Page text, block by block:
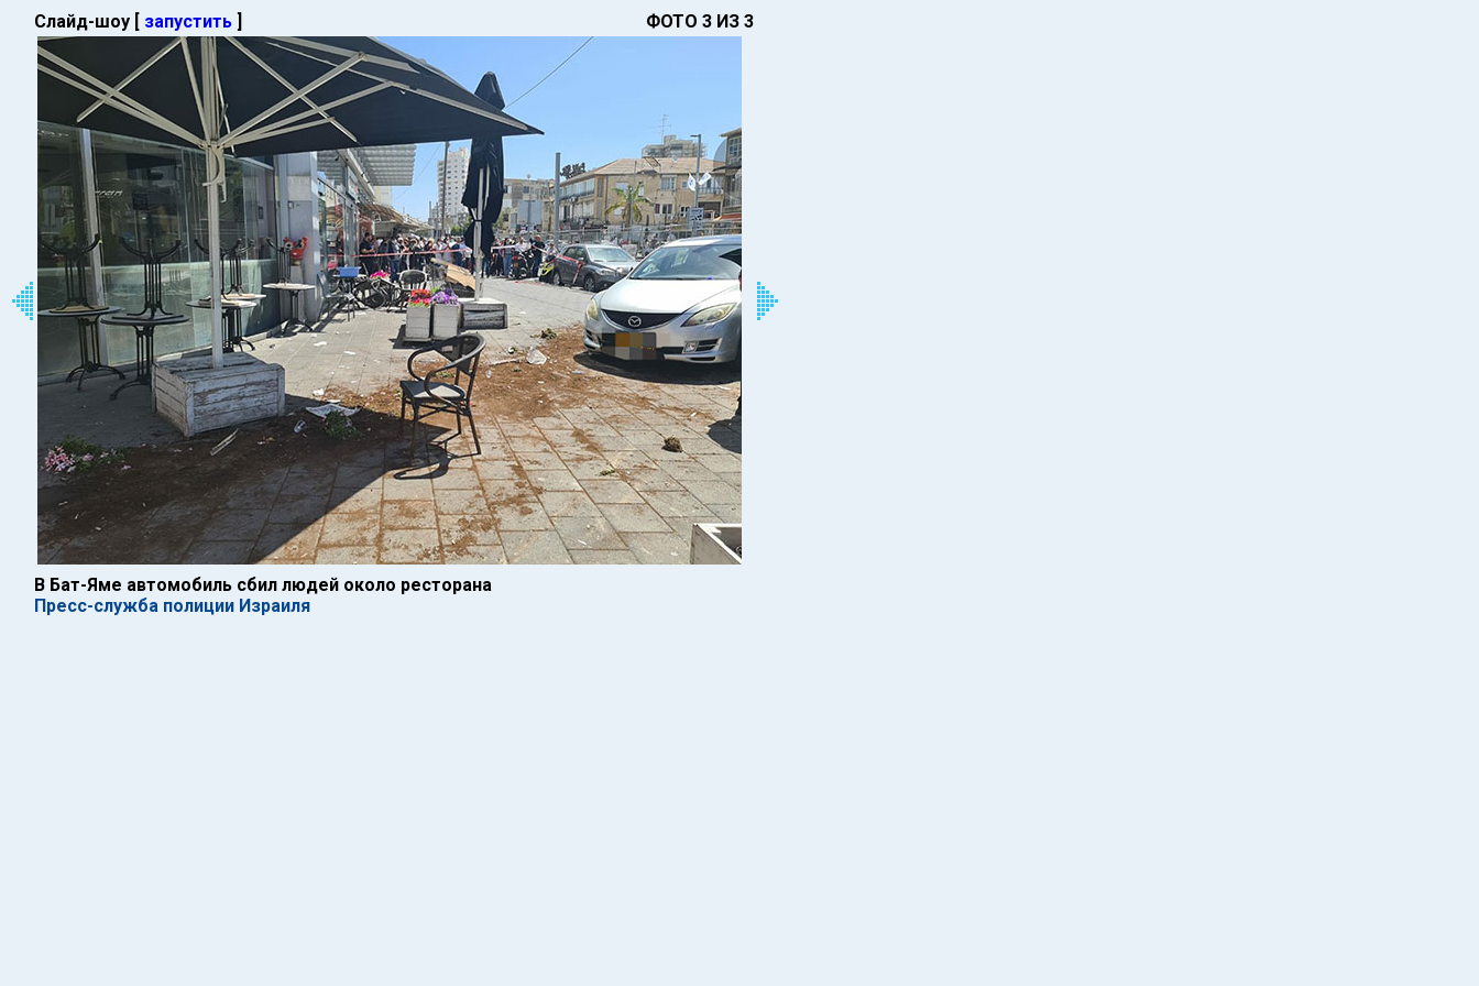
Слайд-шоу [ запустить ] ФОТО 3 ИЗ 3
В Бат-Яме автомобиль сбил людей около ресторана
Пресс-служба полиции Израиля